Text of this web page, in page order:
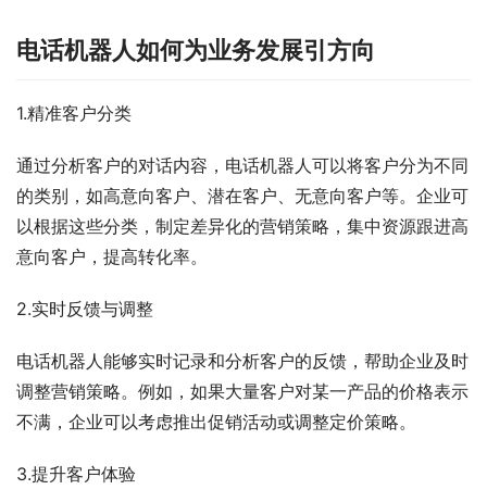
电话机器人如何为业务发展引方向
1.精准客户分类
通过分析客户的对话内容，电话机器人可以将客户分为不同
的类别，如高意向客户、潜在客户、无意向客户等。企业可
以根据这些分类，制定差异化的营销策略，集中资源跟进高
意向客户，提高转化率。
2.实时反馈与调整
电话机器人能够实时记录和分析客户的反馈，帮助企业及时
调整营销策略。例如，如果大量客户对某一产品的价格表示
不满，企业可以考虑推出促销活动或调整定价策略。
3.提升客户体验